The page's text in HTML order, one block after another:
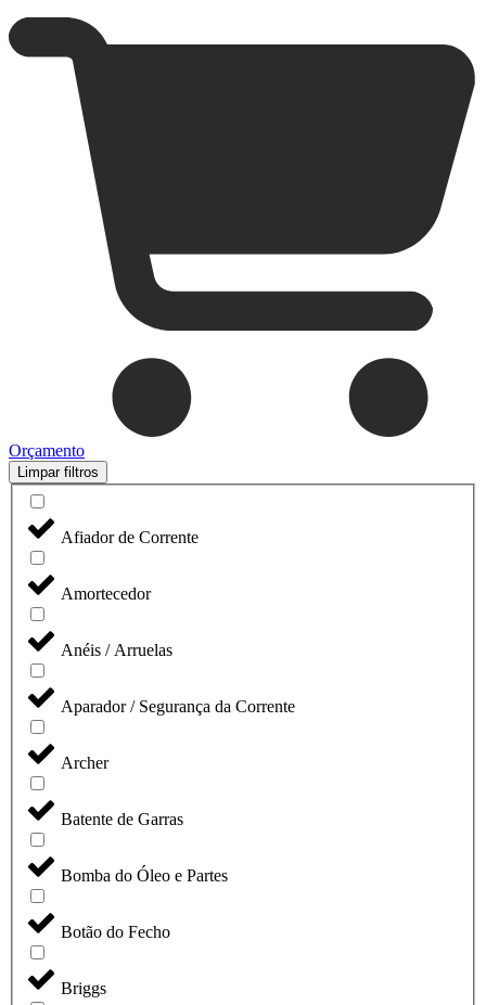
Orçamento
Limpar filtros
Afiador de Corrente
Amortecedor
Anéis / Arruelas
Aparador / Segurança da Corrente
Archer
Batente de Garras
Bomba do Óleo e Partes
Botão do Fecho
Briggs